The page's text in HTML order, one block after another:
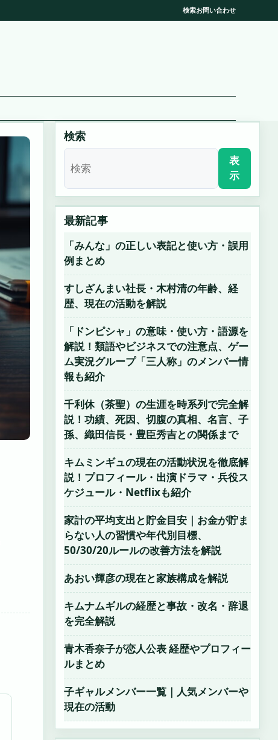
検索お問い合わせ
検索
表
示
最新記事
「みんな」の正しい表記と使い方・誤用
例まとめ
すしざんまい社長・木村清の年齢、経
歴、現在の活動を解説
「ドンピシャ」の意味・使い方・語源を
解説！類語やビジネスでの注意点、ゲー
ム実況グループ「三人称」のメンバー情
報も紹介
千利休（茶聖）の生涯を時系列で完全解
説！功績、死因、切腹の真相、名言、子
孫、織田信長・豊臣秀吉との関係まで
キムミンギュの現在の活動状況を徹底解
説！プロフィール・出演ドラマ・兵役ス
ケジュール・Netflixも紹介
家計の平均支出と貯金目安｜お金が貯ま
らない人の習慣や年代別目標、
50/30/20ルールの改善方法を解説
あおい輝彦の現在と家族構成を解説
キムナムギルの経歴と事故・改名・辞退
を完全解説
青木香奈子が恋人公表 経歴やプロフィー
ルまとめ
子ギャルメンバー一覧｜人気メンバーや
現在の活動